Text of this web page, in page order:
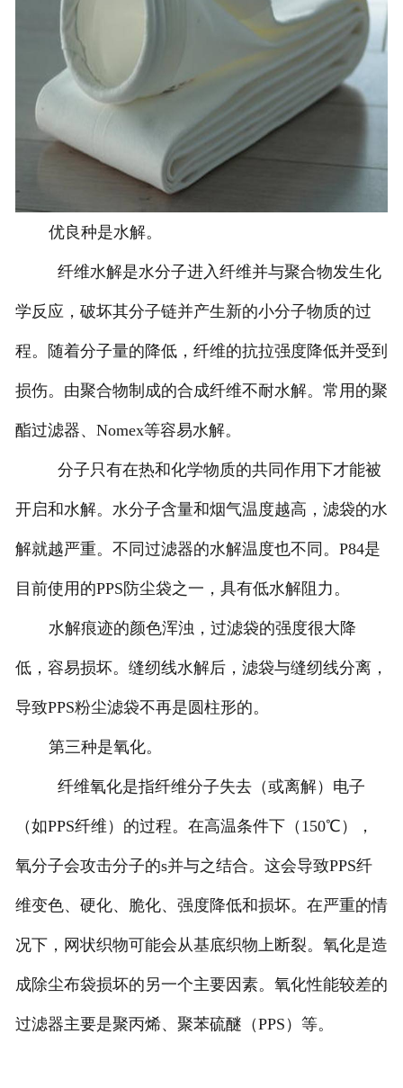
优良种是水解。
纤维水解是水分子进入纤维并与聚合物发生化
学反应，破坏其分子链并产生新的小分子物质的过
程。随着分子量的降低，纤维的抗拉强度降低并受到
损伤。由聚合物制成的合成纤维不耐水解。常用的聚
酯过滤器、Nomex等容易水解。
分子只有在热和化学物质的共同作用下才能被
开启和水解。水分子含量和烟气温度越高，滤袋的水
解就越严重。不同过滤器的水解温度也不同。P84是
目前使用的PPS防尘袋之一，具有低水解阻力。
水解痕迹的颜色浑浊，过滤袋的强度很大降
低，容易损坏。缝纫线水解后，滤袋与缝纫线分离，
导致PPS粉尘滤袋不再是圆柱形的。
第三种是氧化。
纤维氧化是指纤维分子失去（或离解）电子
（如PPS纤维）的过程。在高温条件下（150℃），
氧分子会攻击分子的s并与之结合。这会导致PPS纤
维变色、硬化、脆化、强度降低和损坏。在严重的情
况下，网状织物可能会从基底织物上断裂。氧化是造
成除尘布袋损坏的另一个主要因素。氧化性能较差的
过滤器主要是聚丙烯、聚苯硫醚（PPS）等。